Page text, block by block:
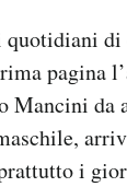
quotidiani
pagina
Mancini da
i